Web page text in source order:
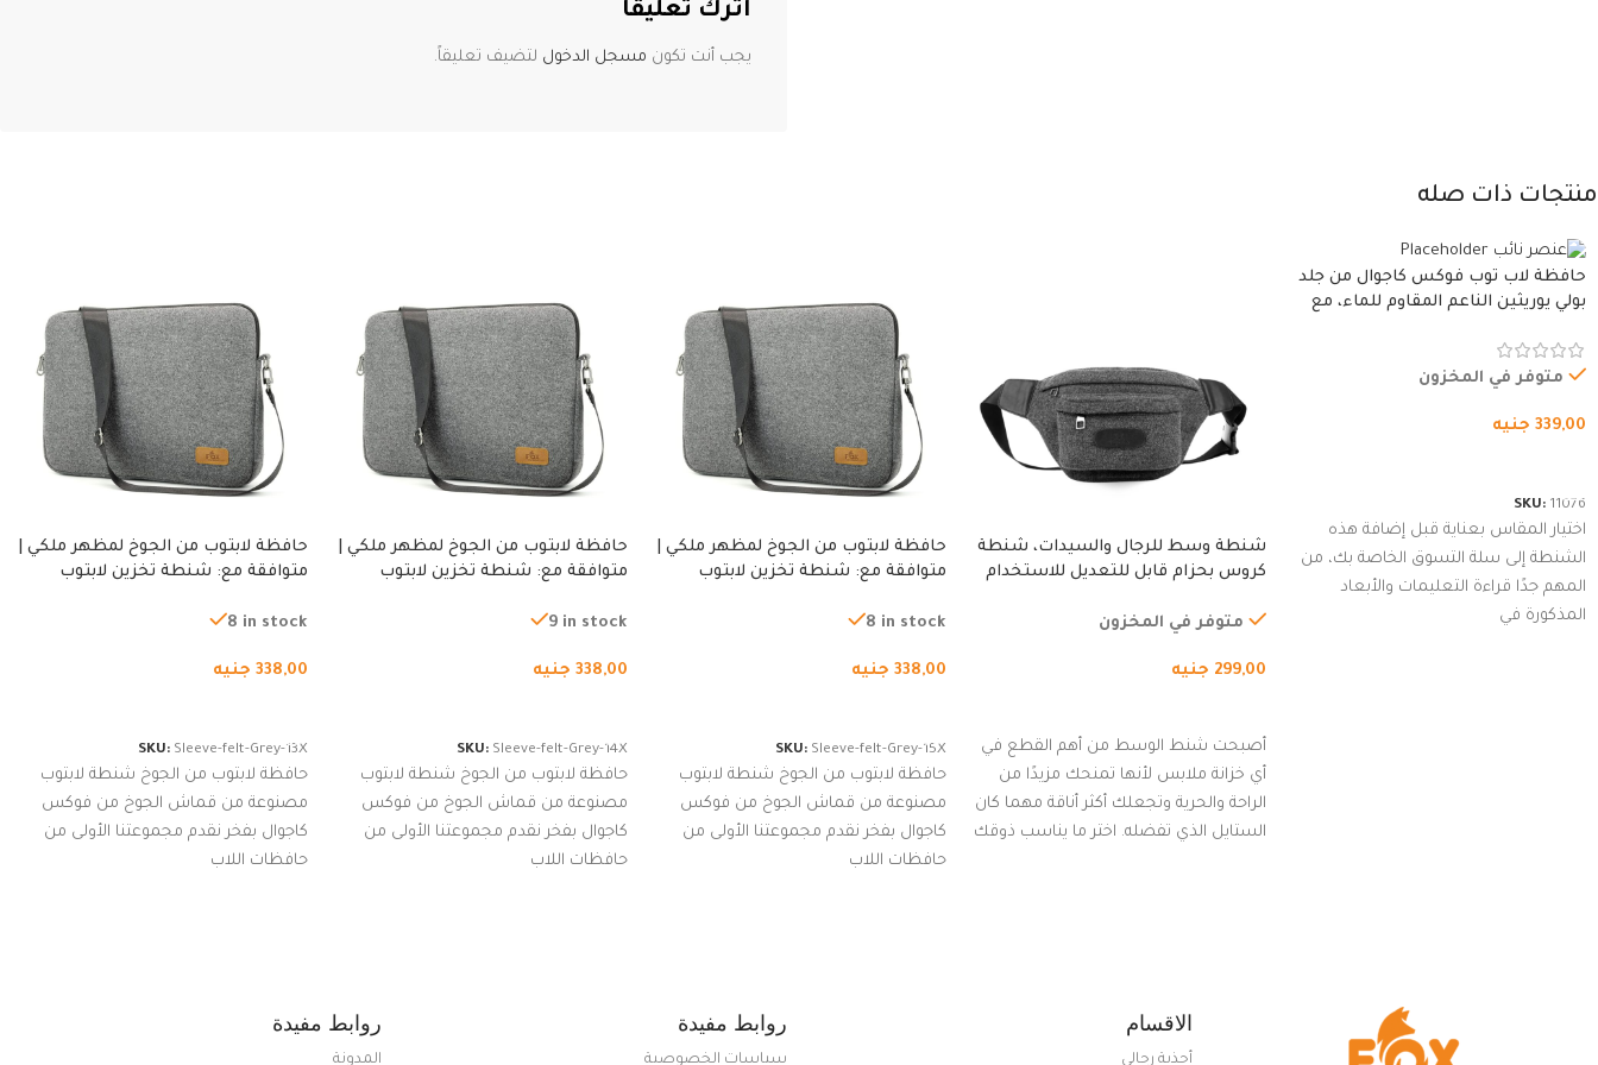
اترك تعليقاً
يجب أنت تكون مسجل الدخول لتضيف تعليقاً.
منتجات ذات صله
حافظة لاب توب فوكس كاجوال من جلد
بولي يوريثين الناعم المقاوم للماء، مع
متوفر في المخزون
339,00 جنيه
SKU: 11076
اختيار المقاس بعناية قبل إضافة هذه
الشنطة إلى سلة التسوق الخاصة بك، من
المهم جدًا قراءة التعليمات والأبعاد
المذكورة في
شنطة وسط للرجال والسيدات، شنطة
كروس بحزام قابل للتعديل للاستخدام
المشي لمسافات طويلة، وركوب
متوفر في المخزون
299,00 جنيه
أصبحت شنط الوسط من أهم القطع في
أي خزانة ملابس لأنها تمنحك مزيدًا من
الراحة والحرية وتجعلك أكثر أناقة مهما كان
الستايل الذي تفضله. اختر ما يناسب ذوقك
حافظة لابتوب من الجوخ لمظهر ملكي |
متوافقة مع: شنطة تخزين لابتوب
من الجوخ لجهاز نوت بوك والتابلت،
8 in stock
338,00 جنيه
SKU: Sleeve-felt-Grey-15X
حافظة لابتوب من الجوخ شنطة لابتوب
مصنوعة من قماش الجوخ من فوكس
كاجوال بفخر نقدم مجموعتنا الأولى من
حافظات اللاب
حافظة لابتوب من الجوخ لمظهر ملكي |
متوافقة مع: شنطة تخزين لابتوب
من الجوخ لجهاز نوت بوك والتابلت،
9 in stock
338,00 جنيه
SKU: Sleeve-felt-Grey-14X
حافظة لابتوب من الجوخ شنطة لابتوب
مصنوعة من قماش الجوخ من فوكس
كاجوال بفخر نقدم مجموعتنا الأولى من
حافظات اللاب
حافظة لابتوب من الجوخ لمظهر ملكي |
متوافقة مع: شنطة تخزين لابتوب
من الجوخ لجهاز نوت بوك والتابلت،
8 in stock
338,00 جنيه
SKU: Sleeve-felt-Grey-13X
حافظة لابتوب من الجوخ شنطة لابتوب
مصنوعة من قماش الجوخ من فوكس
كاجوال بفخر نقدم مجموعتنا الأولى من
حافظات اللاب
الاقسام
أحذية رجالي
روابط مفيدة
سياسات الخصوصية
روابط مفيدة
المدونة